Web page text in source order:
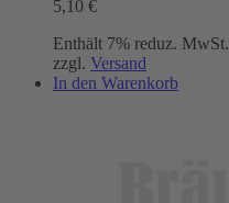
5,10 €
Enthält 7% reduz. MwSt.
zzgl. Versand
In den Warenkorb